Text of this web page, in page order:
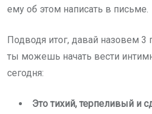
ему об этом написать в письме.
Подводя итог, давай назовем
ты можешь начать вести
сегодня:
Это тихий, терпеливый и